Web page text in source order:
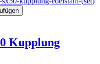
Kupplung